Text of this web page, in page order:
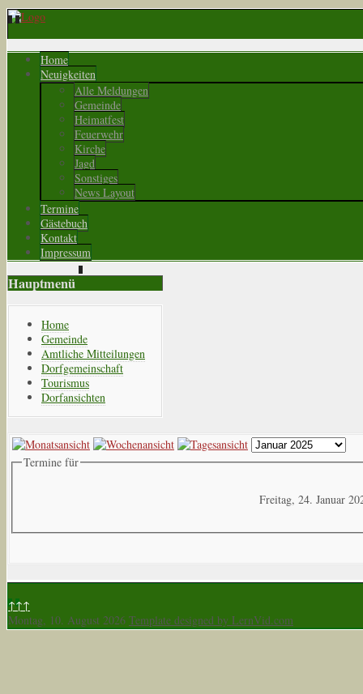
Home
Neuigkeiten
Alle Meldungen
Gemeinde
Heimatfest
Feuerwehr
Kirche
Jagd
Sonstiges
News Layout
Termine
Gästebuch
Kontakt
Impressum
Hauptmenü
Home
Gemeinde
Amtliche Mitteilungen
Dorfgemeinschaft
Tourismus
Dorfansichten
Termine für
Freitag, 24. Januar
↑↑↑
Montag, 10. August 2026 Template designed by LernVid.com